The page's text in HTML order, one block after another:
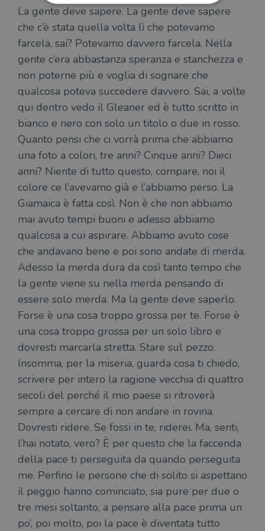
La gente deve sapere. La gente deve sapere
che c’è stata quella volta lì che potevamo
farcela, sai? Potevamo davvero farcela. Nella
gente c’era abbastanza speranza e stanchezza e
non poterne più e voglia di sognare che
qualcosa poteva succedere davvero. Sai, a volte
qui dentro vedo il Gleaner ed è tutto scritto in
bianco e nero con solo un titolo o due in rosso.
Quanto pensi che ci vorrà prima che abbiamo
una foto a colori, tre anni? Cinque anni? Dieci
anni? Niente di tutto questo, compare, noi il
colore ce l’avevamo già e l’abbiamo perso. La
Giamaica è fatta così. Non è che non abbiamo
mai avuto tempi buoni e adesso abbiamo
qualcosa a cui aspirare. Abbiamo avuto cose
che andavano bene e poi sono andate di merda.
Adesso la merda dura da così tanto tempo che
la gente viene su nella merda pensando di
essere solo merda. Ma la gente deve saperlo.
Forse è una cosa troppo grossa per te. Forse è
una cosa troppo grossa per un solo libro e
dovresti marcarla stretta. Stare sul pezzo.
Insomma, per la miseria, guarda cosa ti chiedo,
scrivere per intero la ragione vecchia di quattro
secoli del perché il mio paese si ritroverà
sempre a cercare di non andare in rovina.
Dovresti ridere. Se fossi in te, riderei. Ma, senti,
l’hai notato, vero? È per questo che la faccenda
della pace ti perseguita da quando perseguita
me. Perfino le persone che di solito si aspettano
il peggio hanno cominciato, sia pure per due o
tre mesi soltanto, a pensare alla pace prima un
po’, poi molto, poi la pace è diventata tutto
Strettamente necessari
Performance
Targeting
Terze parti
I cookie strettamente necessari consentono le
funzionalità principali del sito web come
l'accesso dell'utente e la gestione dell'account. Il
sito web non può essere utilizzato
correttamente senza i cookie strettamente
necessari.
Nome
Dominio
Scadenza
wordpress_test_cookie
Automattic
Inc.
.illibraio.it
Sessione
wordpress_sec_[hash]
.illibraio.it Sessione
wordpress_logged_in_[hash]
.illibraio.it Sessione
CookieScriptConsent
CookieScript
.illibraio.it
1 mese
msToken
settimana
3 giorni